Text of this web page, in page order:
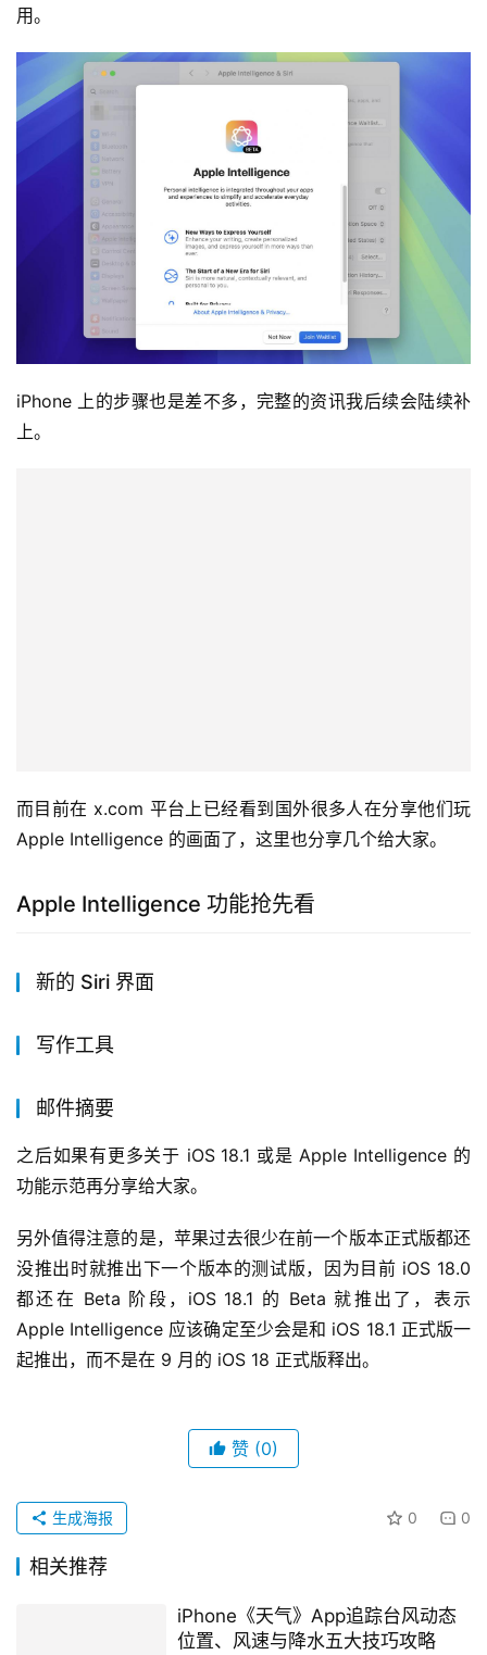
用。
iPhone 上的步骤也是差不多，完整的资讯我后续会陆续补
上。
而目前在 x.com 平台上已经看到国外很多人在分享他们玩
Apple Intelligence 的画面了，这里也分享几个给大家。
Apple Intelligence 功能抢先看
新的 Siri 界面
写作工具
邮件摘要
之后如果有更多关于 iOS 18.1 或是 Apple Intelligence 的
功能示范再分享给大家。
另外值得注意的是，苹果过去很少在前一个版本正式版都还
没推出时就推出下一个版本的测试版，因为目前 iOS 18.0
都还在 Beta 阶段，iOS 18.1 的 Beta 就推出了，表示
Apple Intelligence 应该确定至少会是和 iOS 18.1 正式版一
起推出，而不是在 9 月的 iOS 18 正式版释出。
赞 (0)
0 0
生成海报
相关推荐
iPhone《天气》App追踪台风动态
位置、风速与降水五大技巧攻略